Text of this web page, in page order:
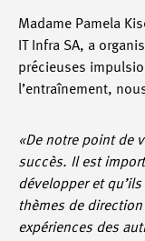
Madame Pamela
IT Infra SA, a
précieuses
l’entraînement,
«De notre point de
succès. Il est
développer et
thèmes de
expériences des